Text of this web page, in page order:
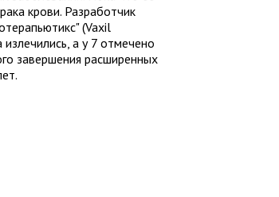
крови. Разработчик
(Vaxil
а у 7 отмечено
завершения расширенных